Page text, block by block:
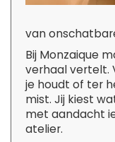
van
Bij Monzaique
verhaal vertelt.
je houdt of ter
mist. Jij kiest
met aandacht
atelier.